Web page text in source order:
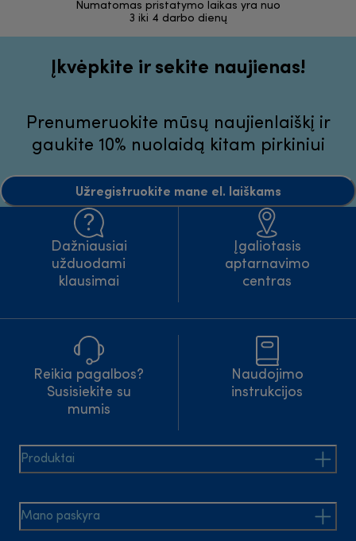
Numatomas pristatymo laikas yra nuo
3 iki 4 darbo dienų
Įkvėpkite ir sekite naujienas!
Prenumeruokite mūsų naujienlaiškį ir
gaukite 10% nuolaidą kitam pirkiniui
Užregistruokite mane el. laiškams
Dažniausiai
užduodami
klausimai
Įgaliotasis
aptarnavimo
centras
Reikia pagalbos?
Susisiekite su
mumis
Naudojimo
instrukcijos
Produktai
Mano paskyra